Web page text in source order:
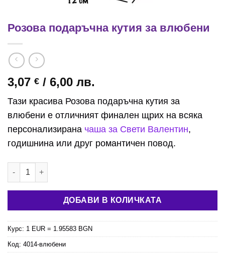
Розова подаръчна кутия за влюбени
3,07 € / 6,00 лв.
Тази красива Розова подаръчна кутия за
влюбени е отличният финален щрих на всяка
персонализирана чаша за Свети Валентин,
годишнина или друг романтичен повод.
количество за Розова подаръчна кутия за влюбени
ДОБАВИ В КОЛИЧКАТА
Курс: 1 EUR = 1.95583 BGN
Код: 4014-влюбени